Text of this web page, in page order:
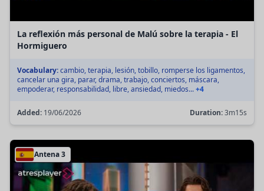
La reflexión más personal de Malú sobre la terapia - El
Hormiguero
Vocabulary:cambio, terapia, lesión, tobillo, romperse los ligamentos,
cancelar una gira, parar, drama, trabajo, conciertos, máscara,
empoderar, responsabilidad, libre, ansiedad, miedos...+4
Added: 19/06/2026 Duration:3m15s
Antena 3